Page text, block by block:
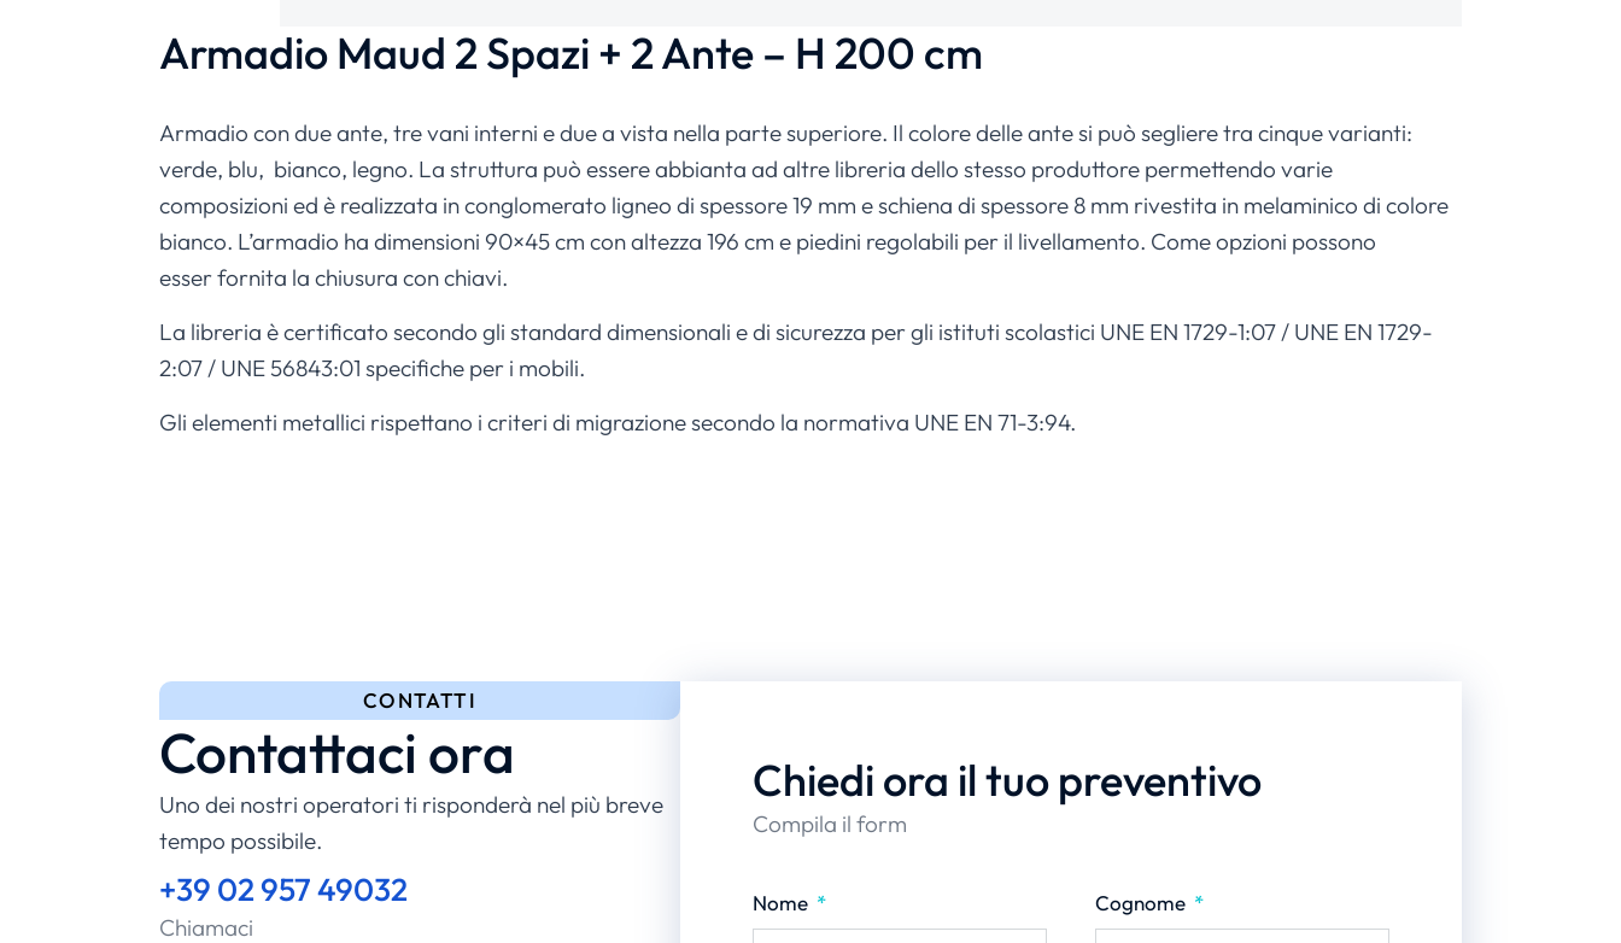
Armadio Maud 2 Spazi + 2 Ante – H 200 cm
Armadio con due ante, tre vani interni e due a vista nella parte superiore. Il colore delle ante si può segliere tra cinque varianti:
verde, blu, bianco, legno. La struttura può essere abbianta ad altre libreria dello stesso produttore permettendo varie
composizioni ed è realizzata in conglomerato ligneo di spessore 19 mm e schiena di spessore 8 mm rivestita in melaminico di colore
bianco. L’armadio ha dimensioni 90×45 cm con altezza 196 cm e piedini regolabili per il livellamento. Come opzioni possono
esser fornita la chiusura con chiavi.
La libreria è certificato secondo gli standard dimensionali e di sicurezza per gli istituti scolastici UNE EN 1729-1:07 / UNE EN 1729-
2:07 / UNE 56843:01 specifiche per i mobili.
Gli elementi metallici rispettano i criteri di migrazione secondo la normativa UNE EN 71-3:94.
CONTATTI
Contattaci ora
Uno dei nostri operatori ti risponderà nel più breve
tempo possibile.
+39 02 957 49032
Chiamaci
Chiedi ora il tuo preventivo
Compila il form
Nome Cognome